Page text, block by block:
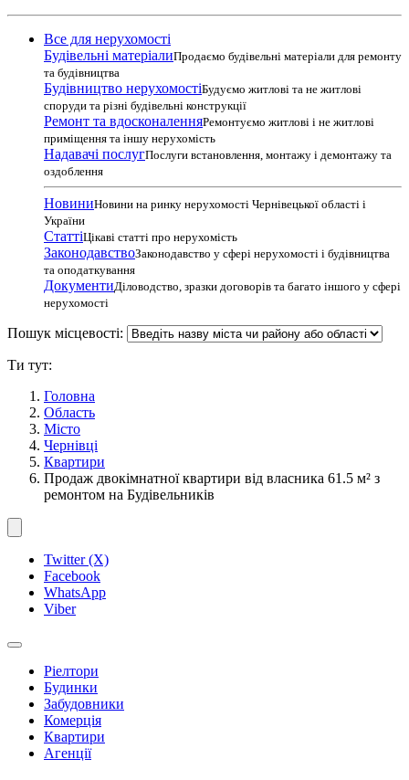
Все для нерухомості
Будівельні матеріалиПродаємо будівельні матеріали для ремонту
та будівництва
Будівництво нерухомостіБудуємо житлові та не житлові
споруди та різні будівельні конструкції
Ремонт та вдосконаленняРемонтуємо житлові і не житлові
приміщення та іншу нерухомість
Надавачі послугПослуги встановлення, монтажу і демонтажу та
оздоблення
НовиниНовини на ринку нерухомості Чернівецької області і
України
СтаттіЦікаві статті про нерухомість
ЗаконодавствоЗаконодавство у сфері нерухомості і будівництва
та оподаткування
ДокументиДіловодство, зразки договорів та багато іншого у сфері
нерухомості
Пошук місцевості:
Ти тут:
Головна
Область
Місто
Чернівці
Квартири
Продаж двокімнатної квартири від власника 61.5 м² з
ремонтом на Будівельників
Twitter (X)
Facebook
WhatsApp
Viber
Ріелтори
Будинки
Забудовники
Комерція
Квартири
Агенції